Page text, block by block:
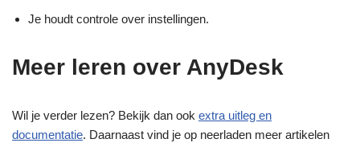
Je houdt controle over instellingen.
Meer leren over AnyDesk
Wil je verder lezen? Bekijk dan ook extra uitleg en
documentatie. Daarnaast vind je op neerladen meer artikelen